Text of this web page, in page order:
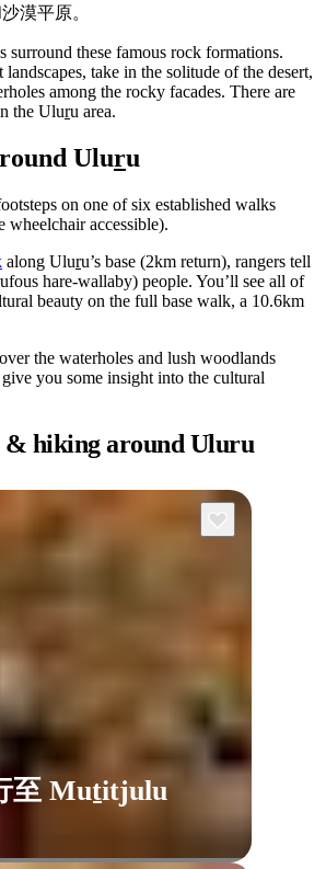
漠平原。
these famous rock formations.
take in the solitude of the desert,
among the rocky facades. There are
the Uluru area.
Uluru
on one of six established walks
wheelchair accessible).
along Uluru’s base (2km return), rangers tell
hare-wallaby) people. You’ll see all of
beauty on the full base walk, a 10.6km
the waterholes and lush woodlands
you some insight into the cultural
& hiking around Uluru
至 Muṯitjulu